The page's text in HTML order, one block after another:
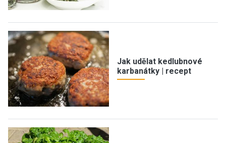
Jak udělat kedlubnové
karbanátky | recept